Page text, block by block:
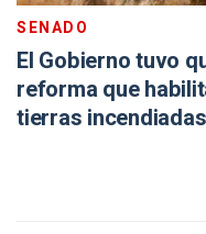
SENADO
El Gobierno tuvo
reforma que
tierras incendiadas